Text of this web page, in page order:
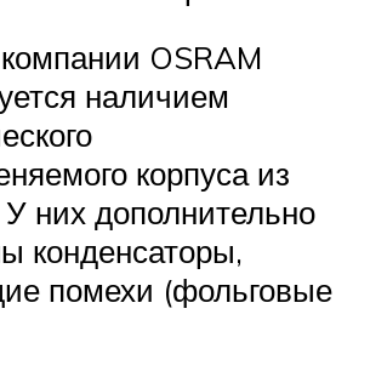
OSRAM
наличием
корпуса из
них дополнительно
конденсаторы,
помехи (фольговые